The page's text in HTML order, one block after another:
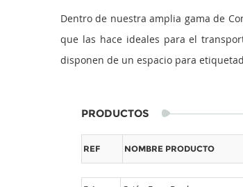
Dentro de nuestra amplia gama de
que las hace ideales para el
disponen de un espacio para
PRODUCTOS
REF NOMBRE PRODUCTO